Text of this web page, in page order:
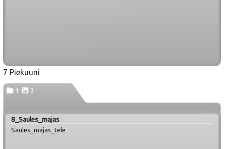
7 Piekuuni
1 3
8_Saules_majas
Saules_majas_tele